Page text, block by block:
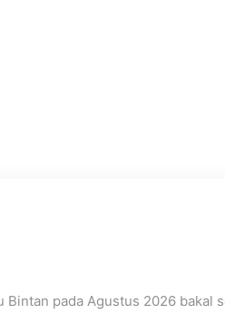
Bintan pada Agustus 2026 bakal